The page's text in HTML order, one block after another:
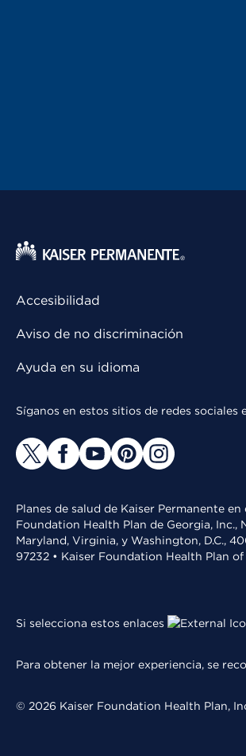
Accesibilidad
Aviso de no discriminación
Ayuda en su idioma
Síganos en estos sitios de redes
Planes de salud de Kaiser Permanente
Foundation Health Plan de Georgia,
Maryland, Virginia, y Washington, D.C.,
97232 • Kaiser Foundation Health Plan
Si selecciona estos enlaces
Para obtener la mejor experiencia, se
© 2026 Kaiser Foundation Health Plan,